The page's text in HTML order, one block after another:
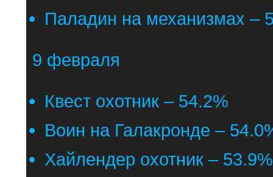
Паладин на механизмах –
9 февраля
Квест охотник – 54.2%
Воин на Галакронде –
Хайлендер охотник – 53.9%